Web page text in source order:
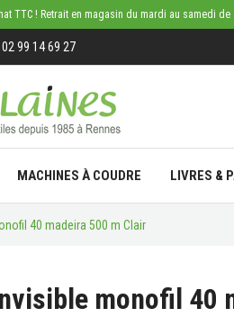
TTC ! Retrait en magasin du mardi au samedi de
99 14 69 27
MACHINES À COUDRE LIVRES &
40 madeira 500 m Clair
monofil 40